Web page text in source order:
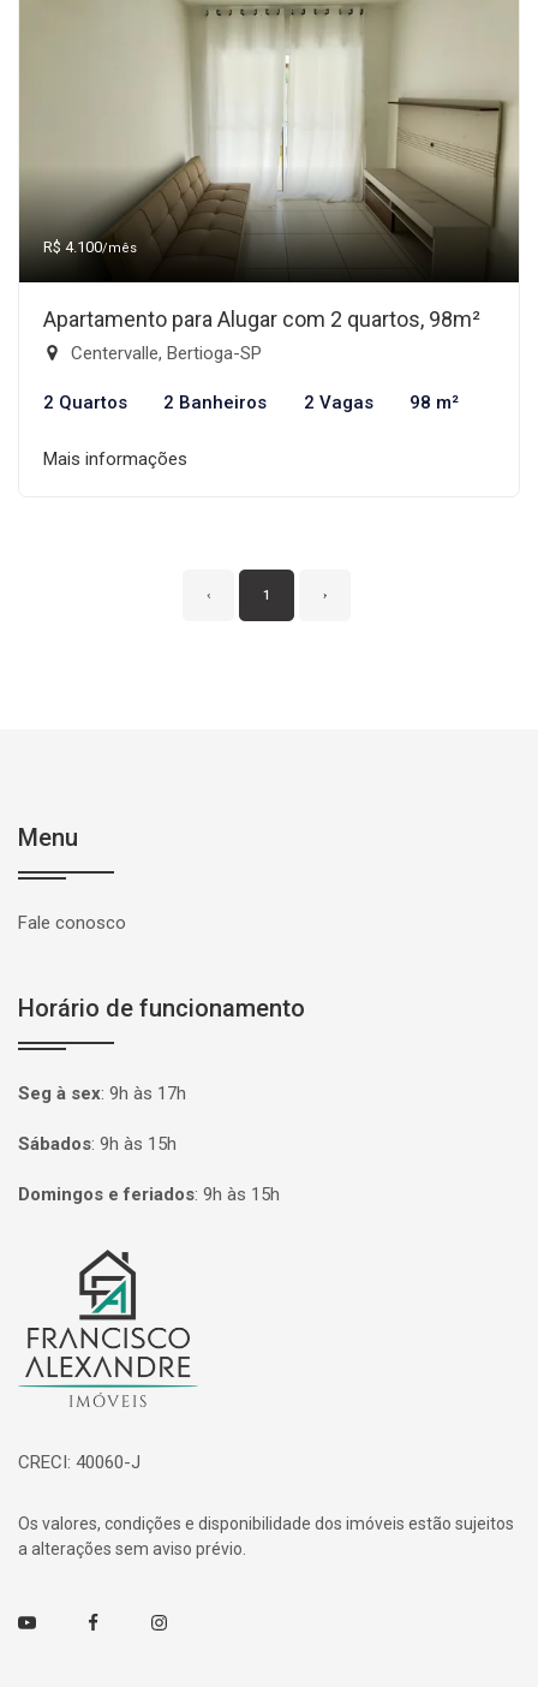
R$ 4.100/mês
Apartamento para Alugar com 2 quartos, 98m²
Centervalle, Bertioga-SP
2 Quartos 2 Banheiros 2 Vagas 98 m²
Mais informações
‹ 1 ›
Menu
Fale conosco
Horário de funcionamento
Seg à sex: 9h às 17h
Sábados: 9h às 15h
Domingos e feriados: 9h às 15h
Página inicial
CRECI: 40060-J
Os valores, condições e disponibilidade dos imóveis estão sujeitos
a alterações sem aviso prévio.
Youtube FacebookInstagram